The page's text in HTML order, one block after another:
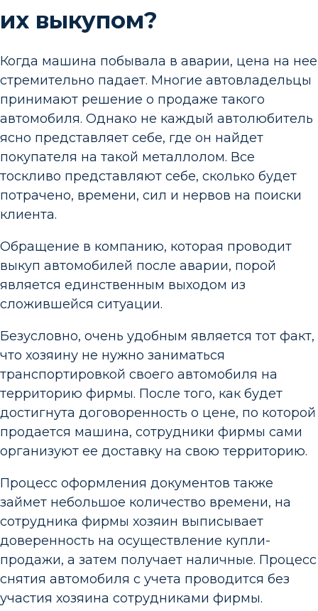
их выкупом?
Когда машина побывала в аварии, цена на нее
стремительно падает. Многие автовладельцы
принимают решение о продаже такого
автомобиля. Однако не каждый автолюбитель
ясно представляет себе, где он найдет
покупателя на такой металлолом. Все
тоскливо представляют себе, сколько будет
потрачено, времени, сил и нервов на поиски
клиента.
Обращение в компанию, которая проводит
выкуп автомобилей после аварии, порой
является единственным выходом из
сложившейся ситуации.
Безусловно, очень удобным является тот факт,
что хозяину не нужно заниматься
транспортировкой своего автомобиля на
территорию фирмы. После того, как будет
достигнута договоренность о цене, по которой
продается машина, сотрудники фирмы сами
организуют ее доставку на свою территорию.
Процесс оформления документов также
займет небольшое количество времени, на
сотрудника фирмы хозяин выписывает
доверенность на осуществление купли-
продажи, а затем получает наличные. Процесс
снятия автомобиля с учета проводится без
участия хозяина сотрудниками фирмы.